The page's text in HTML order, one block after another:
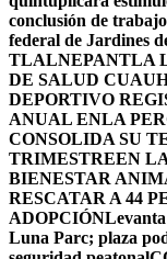
conclusión de
federal de Jardines
TLALNEPANTLA
DE SALUD
DEPORTIVO
ANUAL ENLA
CONSOLIDA SU
TRIMESTREEN
BIENESTAR
RESCATAR A 44
ADOPCIÓN
Luna Parc; plaza